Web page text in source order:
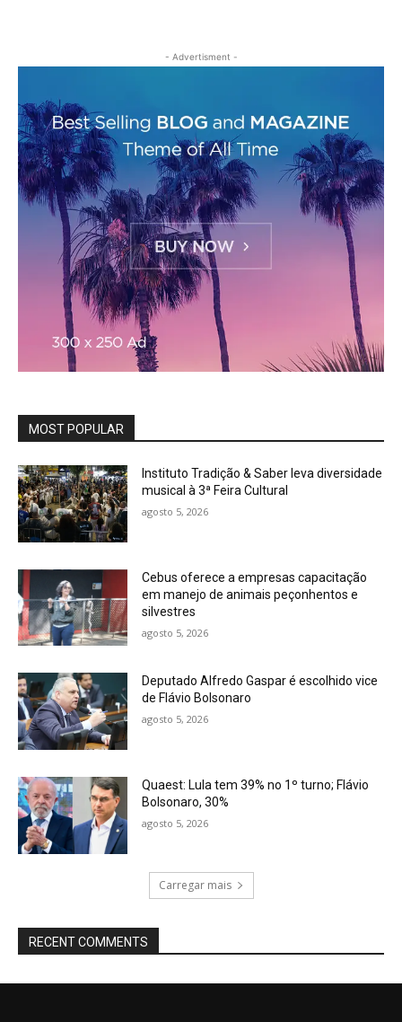
- Advertisment -
MOST POPULAR
Instituto Tradição & Saber leva diversidade
musical à 3ª Feira Cultural
agosto 5, 2026
Cebus oferece a empresas capacitação
em manejo de animais peçonhentos e
silvestres
agosto 5, 2026
Deputado Alfredo Gaspar é escolhido vice
de Flávio Bolsonaro
agosto 5, 2026
Quaest: Lula tem 39% no 1º turno; Flávio
Bolsonaro, 30%
agosto 5, 2026
Carregar mais
RECENT COMMENTS